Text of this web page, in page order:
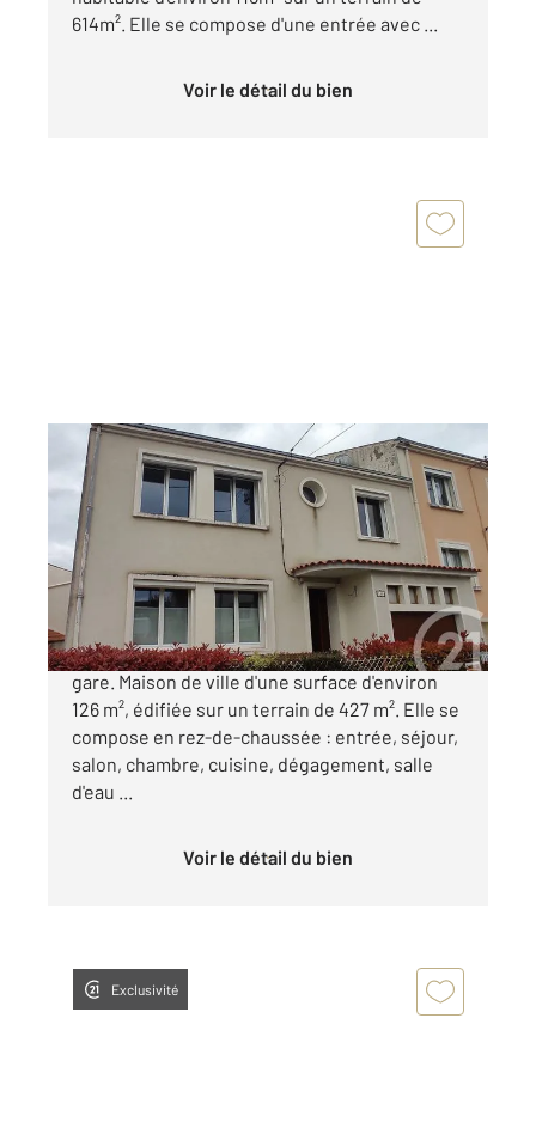
614m². Elle se compose d'une entrée avec ...
Voir le détail du bien
SAINTES 17
126 m
, 8 pièces
Ref : 5502
Maison à vendre
165 000 €
SAINTES RIVE DROITE, proche du quartier de la
gare. Maison de ville d'une surface d'environ
126 m², édifiée sur un terrain de 427 m². Elle se
compose en rez-de-chaussée : entrée, séjour,
salon, chambre, cuisine, dégagement, salle
d'eau ...
Voir le détail du bien
Exclusivité